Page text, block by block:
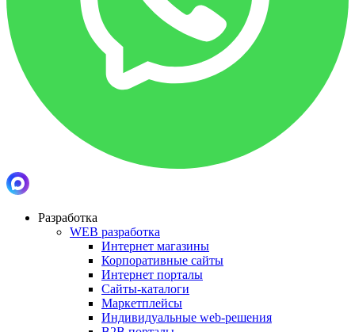
Разработка
WEB разработка
Интернет магазины
Корпоративные сайты
Интернет порталы
Сайты-каталоги
Маркетплейсы
Индивидуальные web-решения